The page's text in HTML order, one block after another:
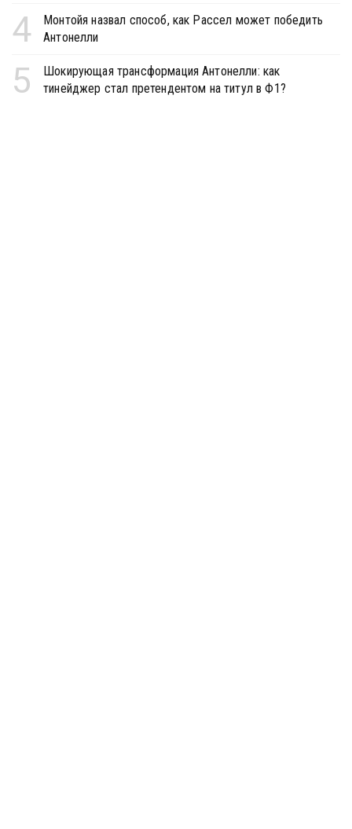
4
Монтойя назвал способ, как Рассел может победить
Антонелли
5
Шокирующая трансформация Антонелли: как
тинейджер стал претендентом на титул в Ф1?